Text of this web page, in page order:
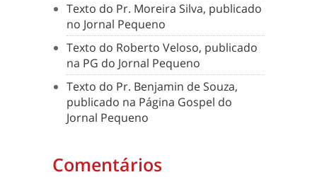
Texto do Pr. Moreira Silva, publicado
no Jornal Pequeno
Texto do Roberto Veloso, publicado
na PG do Jornal Pequeno
Texto do Pr. Benjamin de Souza,
publicado na Página Gospel do
Jornal Pequeno
Comentários